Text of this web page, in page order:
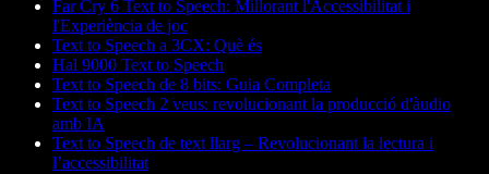
Far Cry 6 Text to Speech: Millorant l'Accessibilitat i
l'Experiència de joc
Text to Speech a 3CX: Què és
Hal 9000 Text to Speech
Text to Speech de 8 bits: Guia Completa
Text to Speech 2 veus: revolucionant la producció d'àudio
amb IA
Text to Speech de text llarg – Revolucionant la lectura i
l’accessibilitat